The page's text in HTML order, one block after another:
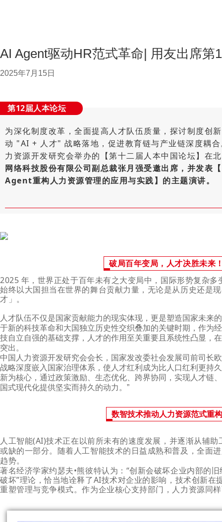
AI Agent驱动HR范式革命| 用友出席第
2025年7月15日
第12届人本论坛
为深化制度改革，全面提高人才队伍质量，探讨制度创
动 "AI + 人才" 战略落地，促进教育链与产业链深度耦
力资源开发研究会举办的【第十二届人本中国论坛】在
网络科技股份有限公司副总裁张月强受邀出席，并发
Agent重构人力资源管理的应用与实践】的主题演讲。
破局百年变局，人才决胜未来
2025 年，世界正处于百年未有之大变局中，国际形势复杂
始终以大国担当在世界的舞台贡献力量，无论是从历史还是
才」。
人才队伍不仅是国家贡献能力的现实体现，更是塑造国家未来
于新的科技革命和大国独立历史性交织叠加的关键时期，作为
技自立自强的基础支撑，人才的作用至关重要且系统性凸显，
突出。
中国人力资源开发研究会会长，国家发改委社会发展司前司长
战略深度嵌入国家治理体系，使人才红利成为比人口红利更持
新为核心，通过政策激励、生态优化、跨界协同，实现人才链
国式现代化提供坚实而持久的动力。”
数智技术推动人力资源范式重构
人工智能(AI)技术正在以前所未有的速度发展，并逐渐从辅
或缺的一部分。 随着人工智能技术的日益成熟和普及，全面
趋势。
著名经济学家约瑟夫•熊彼特认为：“创新会破坏企业内部的
破坏”理论，恰当地诠释了AI技术对企业的影响，技术创新在
重塑管理与竞争模式。作为企业核心支持部门，人力资源同